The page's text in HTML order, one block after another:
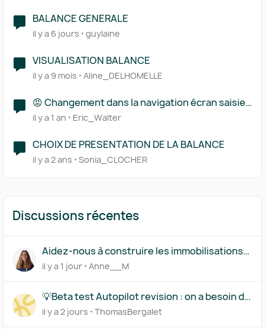
BALANCE GENERALE
il y a 6 jours guylaine
VISUALISATION BALANCE
il y a 9 mois Aline_DELHOMELLE
😡 Changement dans la navigation écran saisie
transactions
il y a 1 an Eric_Walter
CHOIX DE PRESENTATION DE LA BALANCE
il y a 2 ans Sonia_CLOCHER
Discussions récentes
Aidez-nous à construire les immobilisations
par composants
il y a 1 jour Anne__M
💡Beta test Autopilot revision : on a besoin de
vous !
il y a 2 jours ThomasBergalet